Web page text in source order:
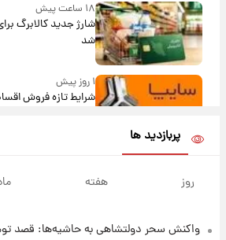
۱۸ ساعت پیش
شارژ جدید کالابرگ
شد
۱ روز پیش
شرایط تازه فروش
قیمت سکه و طلا فردا
۲۳ ساعت پیش
پربازدید ها
روز هفته
واکنش سحر دولتشاهی به حاشیه‌ها: قصد